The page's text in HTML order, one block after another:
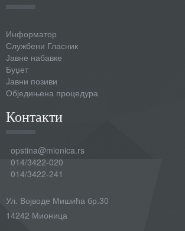
Информатор
Службени Гласник
Јавне набавке
Буџет
Јавни позиви
Обједињена процедура
Контакти
opstina@mionica.rs
014/3422-020
014/3422-241
Ул. Војводе Мишића бр.30
14242 Мионица